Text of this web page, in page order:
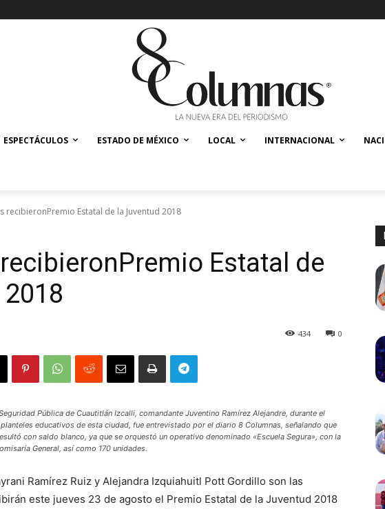
ESPECTÁCULOS ESTADO DE MÉXICO LOCAL INTERNACIONAL
recibieronPremio Estatal de la Juventud 2018
Estatal de
0
434
Pública de Cuautitlán Izcalli, comandante Juventino Ramírez Alejandre, durante el
educativos de esta ciudad, fue entrevistado por el diario 8 Columnas, señalando que
con saldo blanco, ya que se orquestó un operativo denominado «Escuela Segura», con la
General, así como 170 unidades.
Ramírez Ruiz y Alejandra Izquiahuitl Pott Gordillo son las
este jueves 23 de agosto el Premio Estatal de la Juventud 2018